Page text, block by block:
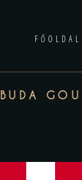
FŐOLDAL
BUDA